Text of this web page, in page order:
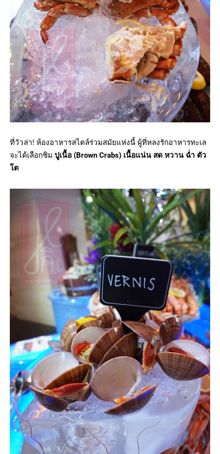
ที่วัวล่า! ห้องอาหารสไตล์ร่วมสมัยแห่งนี้ ผู้ที่หลงรักอาหารทะเล
จะได้เลือกชิม ปูเนื้อ (Brown Crabs) เนื้อแน่น สด หวาน ฉ่ำ ตัว
โต